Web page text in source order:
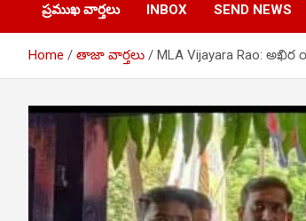
ప్రముఖ వార్తలు INBOX SEND NEWS
Home తాజా వార్తలు MLA Vijayara Rao: